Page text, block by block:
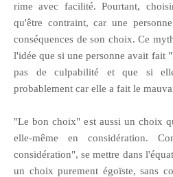
rime avec facilité. Pourtant,
qu'être contraint, car une
conséquences de son choix. Ce
l'idée que si une personne avait fait
pas de culpabilité et que si
probablement car elle a fait le
"Le bon choix" est aussi un choix
elle-même en considération.
considération", se mettre dans
un choix purement égoïste, sans